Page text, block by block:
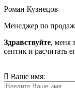
Роман Кузнецов
Менеджер по
Здравствуйте, меня
септик и расчитать
Ваше имя: